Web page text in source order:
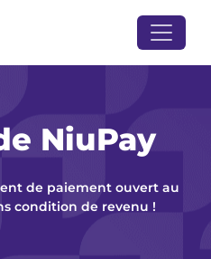
NiuPay
de paiement ouvert au
condition de revenu !